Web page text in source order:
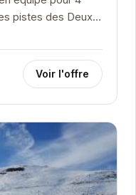
pistes des Deux
réussi.
Voir l'offre